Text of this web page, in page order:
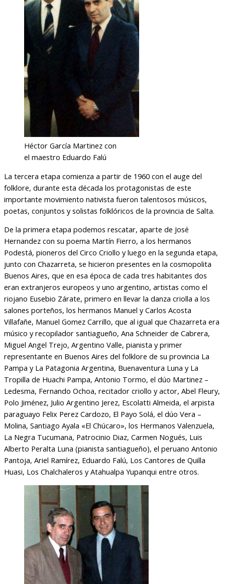
Héctor García Martinez con
el maestro Eduardo Falú
La tercera etapa comienza a partir de 1960 con el auge del
folklore, durante esta década los protagonistas de este
importante movimiento nativista fueron talentosos músicos,
poetas, conjuntos y solistas folklóricos de la provincia de Salta.
De la primera etapa podemos rescatar, aparte de José
Hernandez con su poema Martín Fierro, a los hermanos
Podestá, pioneros del Circo Criollo y luego en la segunda etapa,
junto con Chazarreta, se hicieron presentes en la cosmopolita
Buenos Aires, que en esa época de cada tres habitantes dos
eran extranjeros europeos y uno argentino, artistas como el
riojano Eusebio Zárate, primero en llevar la danza criolla a los
salones porteños, los hermanos Manuel y Carlos Acosta
Villafañe, Manuel Gomez Carrillo, que al igual que Chazarreta era
músico y recopilador santiagueño, Ana Schneider de Cabrera,
Miguel Angel Trejo, Argentino Valle, pianista y primer
representante en Buenos Aires del folklore de su provincia La
Pampa y La Patagonia Argentina, Buenaventura Luna y La
Tropilla de Huachi Pampa, Antonio Tormo, el dúo Martinez –
Ledesma, Fernando Ochoa, recitador criollo y actor, Abel Fleury,
Polo Jiménez, Julio Argentino Jerez, Escolatti Almeida, el arpista
paraguayo Felix Perez Cardozo, El Payo Solá, el dúo Vera –
Molina, Santiago Ayala «El Chúcaro», los Hermanos Valenzuela,
La Negra Tucumana, Patrocinio Diaz, Carmen Nogués, Luis
Alberto Peralta Luna (pianista santiagueño), el peruano Antonio
Pantoja, Ariel Ramírez, Eduardo Falú, Los Cantores de Quilla
Huasi, Los Chalchaleros y Atahualpa Yupanqui entre otros.